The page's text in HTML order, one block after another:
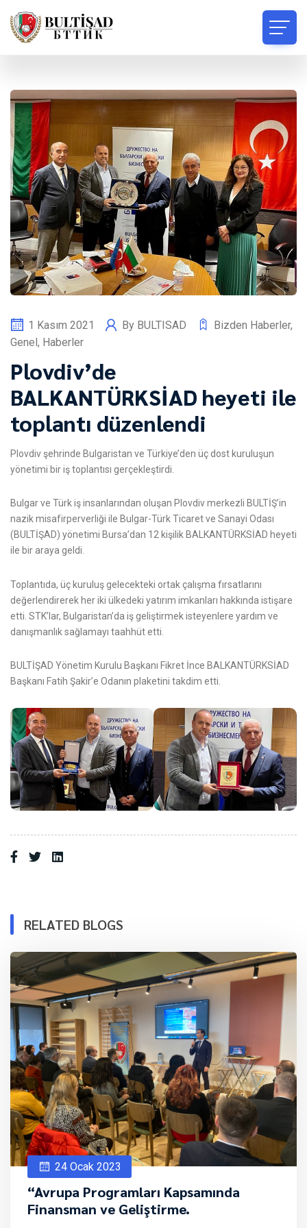
1 Kasım 2021 By BULTISAD Bizden Haberler,
Genel, Haberler
Plovdiv’de
BALKANTÜRKSİAD heyeti ile
toplantı düzenlendi
Plovdiv şehrinde Bulgaristan ve Türkiye’den üç dost kuruluşun
yönetimi bir iş toplantısı gerçekleştirdi.
Bulgar ve Türk iş insanlarından oluşan Plovdiv merkezli BULTİŞ’in
nazik misafirperverliği ile Bulgar-Türk Ticaret ve Sanayi Odası
(BULTİŞAD) yönetimi Bursa’dan 12 kişilik BALKANTÜRKSİAD heyeti
ile bir araya geldi.
Toplantıda, üç kuruluş gelecekteki ortak çalışma fırsatlarını
değerlendirerek her iki ülkedeki yatırım imkanları hakkında istişare
etti. STK’lar, Bulgaristan’da iş geliştirmek isteyenlere yardım ve
danışmanlık sağlamayı taahhüt etti.
BULTİŞAD Yönetim Kurulu Başkanı Fikret İnce BALKANTÜRKSİAD
Başkanı Fatih Şakir’e Odanın plaketini takdim etti.
RELATED BLOGS
24 Ocak 2023
“Avrupa Programları Kapsamında
Finansman ve Geliştirme.